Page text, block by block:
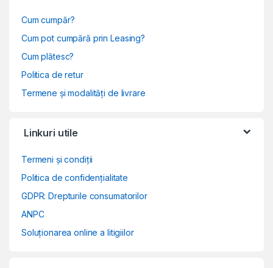
Cum cumpăr?
Cum pot cumpără prin Leasing?
Cum plătesc?
Politica de retur
Termene și modalități de livrare
Linkuri utile
Termeni și condiții
Politica de confidențialitate
GDPR: Drepturile consumatorilor
ANPC
Soluționarea online a litigiilor